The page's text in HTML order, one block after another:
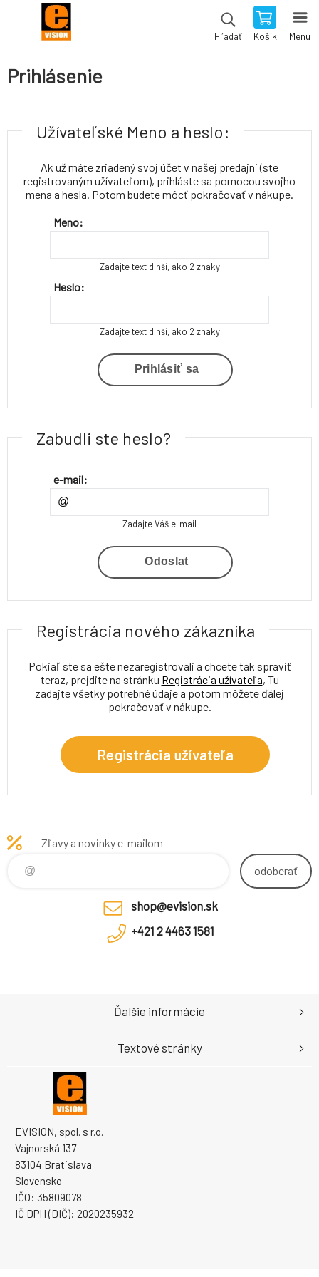
Hľadať Košík Menu
Prihlásenie
Užívateľské Meno a heslo:
Ak už máte zriadený svoj účet v našej predajni (ste
registrovaným užívateľom), prihláste sa pomocou svojho
mena a hesla. Potom budete môcť pokračovať v nákupe.
Meno:
Zadajte text dlhší, ako 2 znaky
Heslo:
Zadajte text dlhší, ako 2 znaky
Prihlásiť sa
Zabudli ste heslo?
e-mail:
Zadajte Váš e-mail
Odoslat
Registrácia nového zákazníka
Pokiaľ ste sa ešte nezaregistrovali a chcete tak spraviť
teraz, prejdite na stránku Registrácia užívateľa, Tu
zadajte všetky potrebné údaje a potom môžete ďálej
pokračovať v nákupe.
Registrácia užívateľa
Zľavy a novinky e-mailom
odoberať
shop@evision.sk
+421 2 4463 1581
EVISION, spol. s r.o.
Vajnorská 137
83104 Bratislava
Slovensko
IČO: 35809078
IČ DPH (DIČ): 2020235932
Ďalšie informácie
Textové stránky